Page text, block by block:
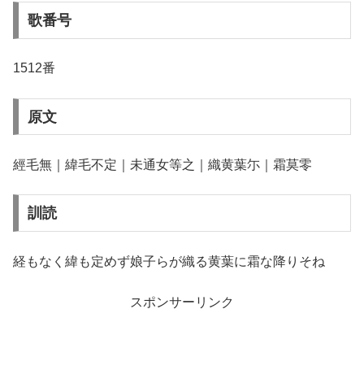
歌番号
1512番
原文
經毛無｜緯毛不定｜未通女等之｜織黄葉尓｜霜莫零
訓読
経もなく緯も定めず娘子らが織る黄葉に霜な降りそね
スポンサーリンク